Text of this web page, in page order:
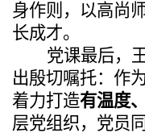
身作则，以高尚
长成才。
党课最后，
出殷切嘱托：作
着力打造有温度
层党组织，党员